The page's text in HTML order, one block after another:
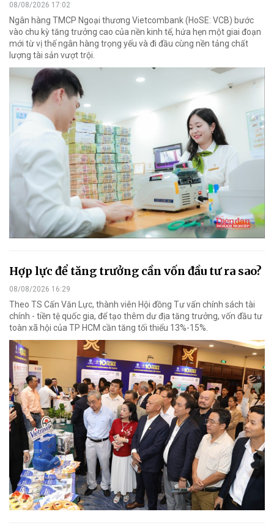
08/08/2026 17:02
Ngân hàng TMCP Ngoại thương Vietcombank (HoSE: VCB) bước
vào chu kỳ tăng trưởng cao của nền kinh tế, hứa hẹn một giai đoạn
mới từ vị thế ngân hàng trọng yếu và đi đầu cùng nền tảng chất
lượng tài sản vượt trội.
Hợp lực để tăng trưởng cần vốn đầu tư ra sao?
08/08/2026 16:29
Theo TS Cấn Văn Lực, thành viên Hội đồng Tư vấn chính sách tài
chính - tiền tệ quốc gia, để tạo thêm dư địa tăng trưởng, vốn đầu tư
toàn xã hội của TP HCM cần tăng tối thiểu 13%-15%.